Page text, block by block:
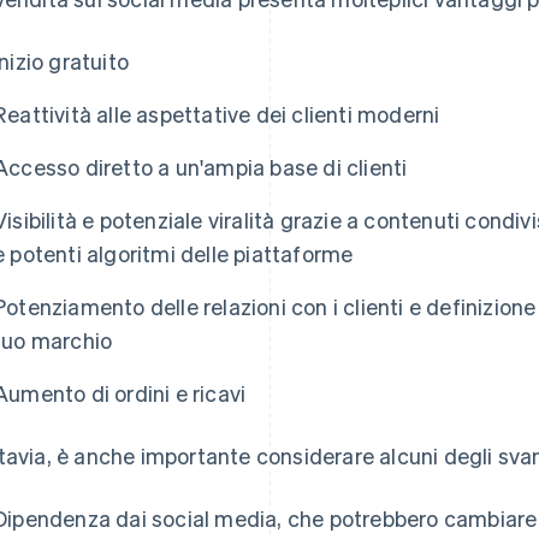
gratuito
alle aspettative dei clienti moderni
diretto a un'ampia base di clienti
e potenziale viralità grazie a contenuti
potenti algoritmi delle piattaforme
delle relazioni con i clienti e
marchio
di ordini e ricavi
è anche importante considerare alcuni degli
dai social media, che potrebbero